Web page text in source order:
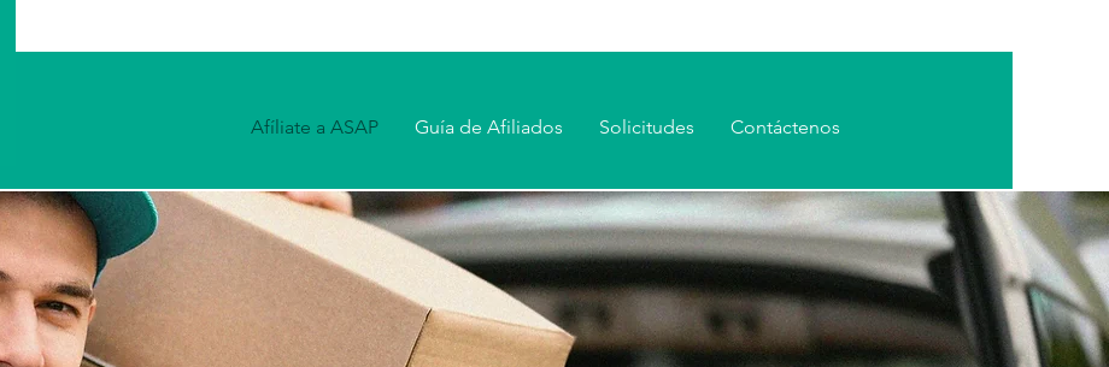
Afíliate a ASAP Guía de Afiliados Solicitudes Contáctenos